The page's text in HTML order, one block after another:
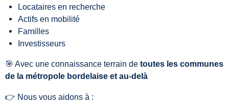
Locataires en recherche
Actifs en mobilité
Familles
Investisseurs
🎯 Avec une connaissance terrain de toutes les communes
de la métropole bordelaise et au-delà
👉 Nous vous aidons à :